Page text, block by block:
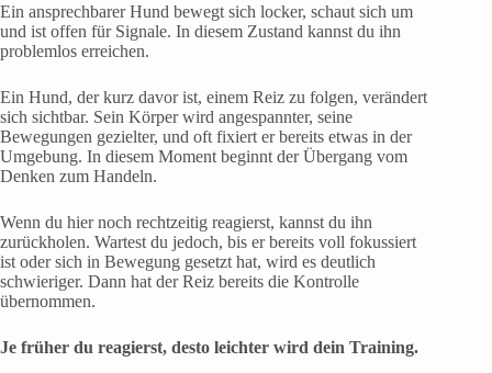
Ein ansprechbarer Hund bewegt sich locker, schaut sich um
und ist offen für Signale. In diesem Zustand kannst du ihn
problemlos erreichen.
Ein Hund, der kurz davor ist, einem Reiz zu folgen, verändert
sich sichtbar. Sein Körper wird angespannter, seine
Bewegungen gezielter, und oft fixiert er bereits etwas in der
Umgebung. In diesem Moment beginnt der Übergang vom
Denken zum Handeln.
Wenn du hier noch rechtzeitig reagierst, kannst du ihn
zurückholen. Wartest du jedoch, bis er bereits voll fokussiert
ist oder sich in Bewegung gesetzt hat, wird es deutlich
schwieriger. Dann hat der Reiz bereits die Kontrolle
übernommen.
Je früher du reagierst, desto leichter wird dein Training.